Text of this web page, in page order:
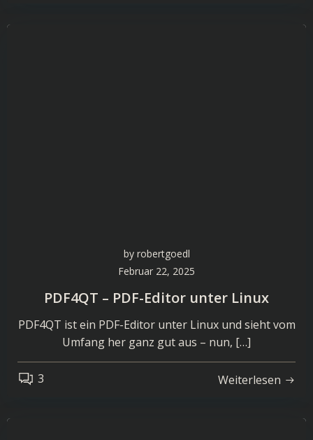
by robertgoedl
Februar 22, 2025
PDF4QT – PDF-Editor unter Linux
PDF4QT ist ein PDF-Editor unter Linux und sieht vom
Umfang her ganz gut aus – nun, […]
3 Weiterlesen